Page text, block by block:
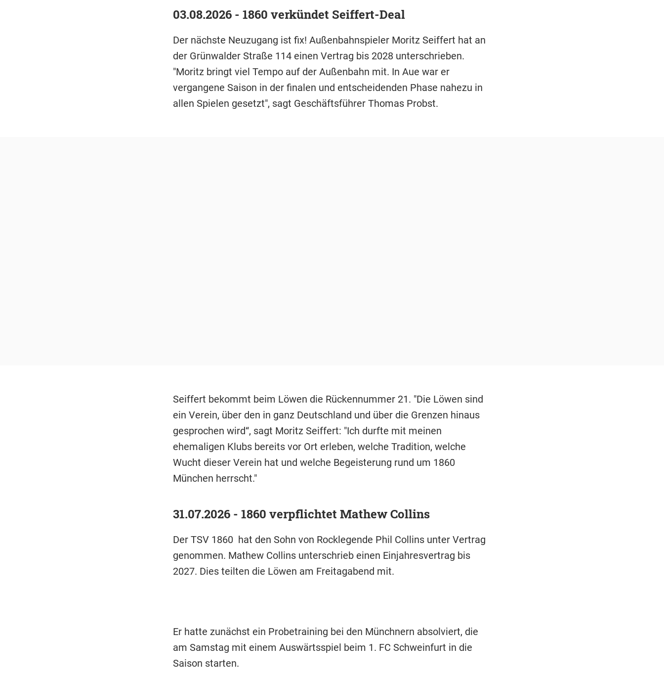
03.08.2026 - 1860 verkündet Seiffert-Deal
Der nächste Neuzugang ist fix! Außenbahnspieler Moritz Seiffert hat an
der Grünwalder Straße 114 einen Vertrag bis 2028 unterschrieben.
"Moritz bringt viel Tempo auf der Außenbahn mit. In Aue war er
vergangene Saison in der finalen und entscheidenden Phase nahezu in
allen Spielen gesetzt", sagt Geschäftsführer Thomas Probst.
Seiffert bekommt beim Löwen die Rückennummer 21. "Die Löwen sind
ein Verein, über den in ganz Deutschland und über die Grenzen hinaus
gesprochen wird“, sagt Moritz Seiffert: "Ich durfte mit meinen
ehemaligen Klubs bereits vor Ort erleben, welche Tradition, welche
Wucht dieser Verein hat und welche Begeisterung rund um 1860
München herrscht."
31.07.2026 - 1860 verpflichtet Mathew Collins
Der TSV 1860 hat den Sohn von Rocklegende Phil Collins unter Vertrag
genommen. Mathew Collins unterschrieb einen Einjahresvertrag bis
2027. Dies teilten die Löwen am Freitagabend mit.
Er hatte zunächst ein Probetraining bei den Münchnern absolviert, die
am Samstag mit einem Auswärtsspiel beim 1. FC Schweinfurt in die
Saison starten.